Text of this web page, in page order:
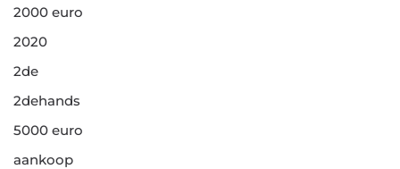
2000 euro
2020
2de
2dehands
5000 euro
aankoop